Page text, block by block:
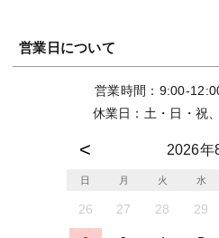
営業日について
営業時間：9:00-
休業日：土・日・祝
2026年
日 月 火 水
26 27 28 29